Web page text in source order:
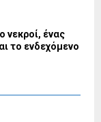
νεκροί, ένας
το ενδεχόμενο